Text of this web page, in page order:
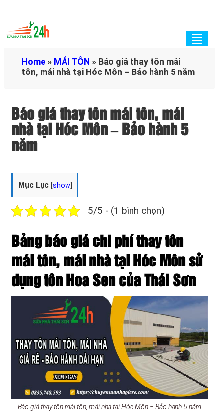
Home » MÁI TÔN » Báo giá thay tôn mái
tôn, mái nhà tại Hóc Môn – Bảo hành 5 năm
Báo giá thay tôn mái tôn, mái
nhà tại Hóc Môn – Bảo hành 5
năm
Mục Lục [show
5/5 - (1 bình chọn)
Bảng báo giá chi phí thay tôn
mái tôn, mái nhà tại Hóc Môn sử
dụng tôn Hoa Sen của Thái Sơn
Báo giá thay tôn mái tôn, mái nhà tại Hóc Môn – Bảo hành 5 năm